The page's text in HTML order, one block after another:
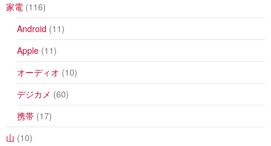
家電 (116)
Android (11)
Apple (11)
オーディオ (10)
デジカメ (60)
携帯 (17)
山 (10)